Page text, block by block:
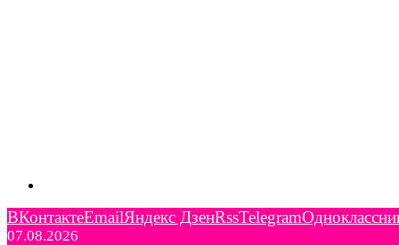
ВКонтактеEmailЯндекс ДзенRssTelegram
07.08.2026